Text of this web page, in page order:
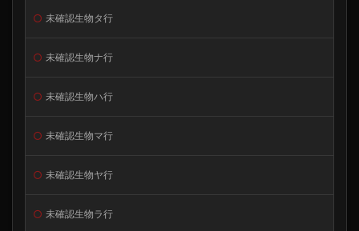
未確認生物タ行
未確認生物ナ行
未確認生物ハ行
未確認生物マ行
未確認生物ヤ行
未確認生物ラ行